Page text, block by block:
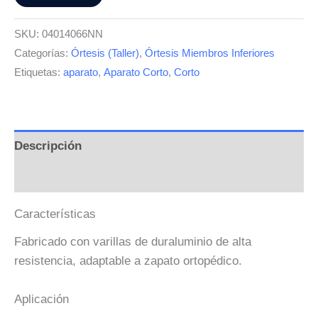
SKU: 04014066NN
Categorías: Órtesis (Taller), Órtesis Miembros Inferiores
Etiquetas: aparato, Aparato Corto, Corto
Descripción
Características
Fabricado con varillas de duraluminio de alta
resistencia, adaptable a zapato ortopédico.
Aplicación